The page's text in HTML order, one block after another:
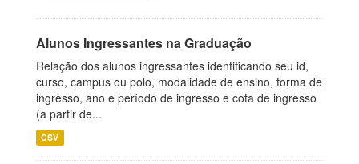
Alunos Ingressantes na Graduação
Relação dos alunos ingressantes identificando seu id,
curso, campus ou polo, modalidade de ensino, forma de
ingresso, ano e período de ingresso e cota de ingresso
(a partir de...
CSV